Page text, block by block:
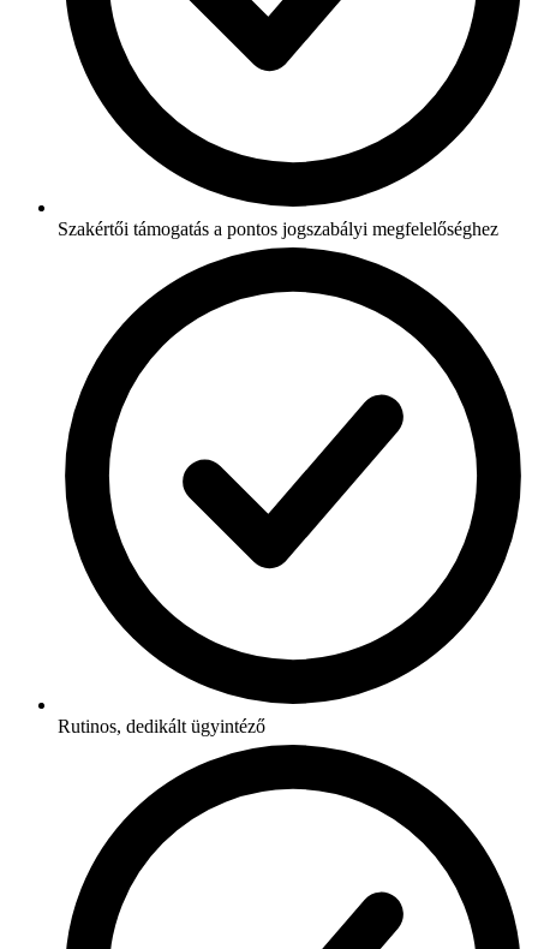
Szakértői támogatás a pontos jogszabályi megfelelőséghez
Rutinos, dedikált ügyintéző